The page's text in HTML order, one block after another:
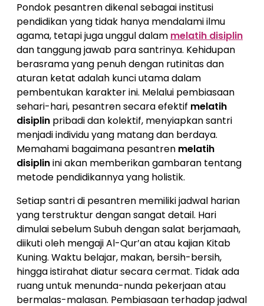
Pondok pesantren dikenal sebagai institusi
pendidikan yang tidak hanya mendalami ilmu
agama, tetapi juga unggul dalam melatih disiplin
dan tanggung jawab para santrinya. Kehidupan
berasrama yang penuh dengan rutinitas dan
aturan ketat adalah kunci utama dalam
pembentukan karakter ini. Melalui pembiasaan
sehari-hari, pesantren secara efektif melatih
disiplin pribadi dan kolektif, menyiapkan santri
menjadi individu yang matang dan berdaya.
Memahami bagaimana pesantren melatih
disiplinini akan memberikan gambaran tentang
metode pendidikannya yang holistik.
Setiap santri di pesantren memiliki jadwal harian
yang terstruktur dengan sangat detail. Hari
dimulai sebelum Subuh dengan salat berjamaah,
diikuti oleh mengaji Al-Qur’an atau kajian Kitab
Kuning. Waktu belajar, makan, bersih-bersih,
hingga istirahat diatur secara cermat. Tidak ada
ruang untuk menunda-nunda pekerjaan atau
bermalas-malasan. Pembiasaan terhadap jadwal